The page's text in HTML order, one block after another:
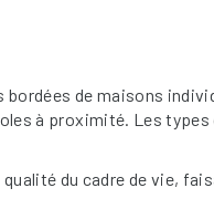
de maisons
à proximité. Les
du cadre de vie,